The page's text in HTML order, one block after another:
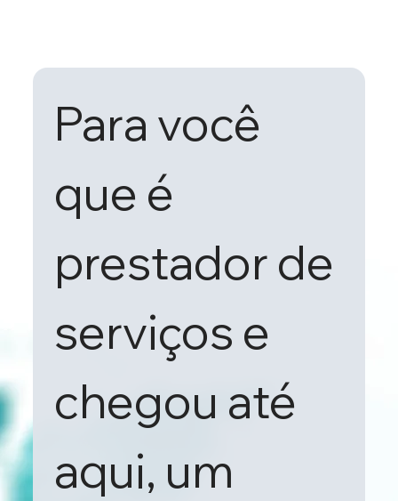
Para você
que é
prestador de
serviços e
chegou até
aqui, um